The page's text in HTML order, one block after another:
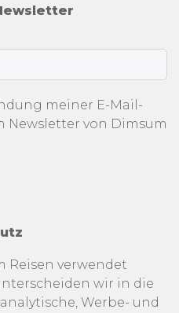
meiner E-Mail-
Newsletter von Dimsum
Reisen verwendet
wir in die
Werbe- und